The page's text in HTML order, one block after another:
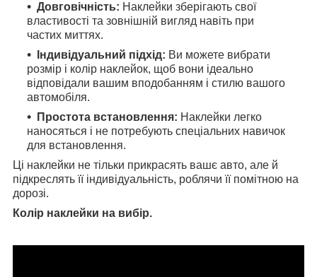
Довговічність: Наклейки зберігають свої
властивості та зовнішній вигляд навіть при
частих миттях.
Індивідуальний підхід: Ви можете вибрати
розмір і колір наклейок, щоб вони ідеально
відповідали вашим вподобанням і стилю вашого
автомобіля.
Простота встановлення: Наклейки легко
наносяться і не потребують спеціальних навичок
для встановлення.
Ці наклейки не тільки прикрасять вашє авто, але й
підкреслять її індивідуальність, роблячи її помітною на
дорозі.
Колір наклейки на вибір.